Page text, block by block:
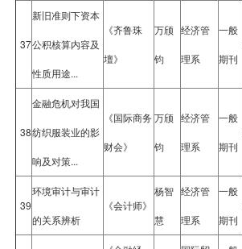
37
新旧准则下资本
公积核算内容及
性质用途...
《齐鲁珠
壇》
万颀
钧
经济管
理系
一般
期刊
38
金融危机对我国
纺织服装业的影
响及对策...
《国际商务
财会》
万颀
钧
经济管
理系
一般
期刊
39
环境审计与审计
的关系辨析
《会计师》
杨智
慧
经济管
理系
一般
期刊